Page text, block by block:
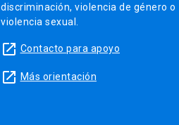
discriminación, violencia de género o
violencia sexual.
launch Contacto para apoyo
launch Más orientación